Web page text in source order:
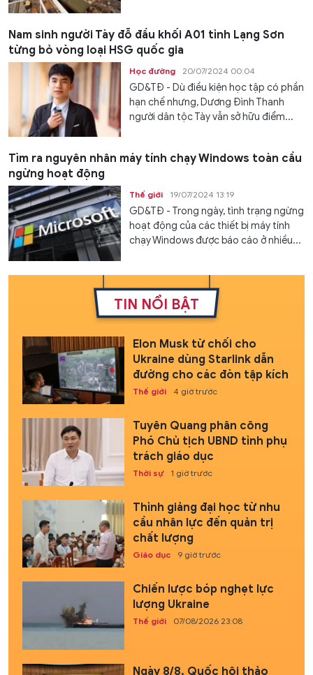
Nam sinh người Tày đỗ đầu khối A01 tỉnh Lạng Sơn
từng bỏ vòng loại HSG quốc gia
Học đường 20/07/2024 00:04
GD&TĐ - Dù điều kiện học tập có phần
hạn chế nhưng, Dương Đình Thanh
người dân tộc Tày vẫn sở hữu điểm...
Tìm ra nguyên nhân máy tính chạy Windows toàn cầu
ngừng hoạt động
Thế giới 19/07/2024 13:19
GD&TĐ - Trong ngày, tình trạng ngừng
hoạt động của các thiết bị máy tính
chạy Windows được báo cáo ở nhiều...
TIN NỔI BẬT
Elon Musk từ chối cho
Ukraine dùng Starlink dẫn
đường cho các đòn tập kích
Thế giới 4 giờ trước
Tuyên Quang phân công
Phó Chủ tịch UBND tỉnh phụ
trách giáo dục
Thời sự 1 giờ trước
Thỉnh giảng đại học từ nhu
cầu nhân lực đến quản trị
chất lượng
Giáo dục 9 giờ trước
Chiến lược bóp nghẹt lực
lượng Ukraine
Thế giới 07/08/2026 23:08
Ngày 8/8, Quốc hội thảo